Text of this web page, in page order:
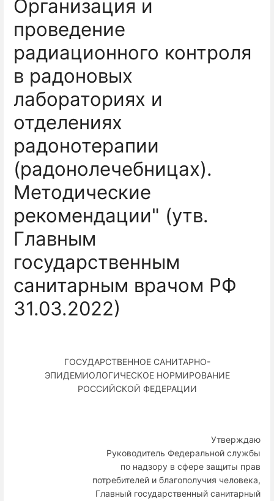
Организация и
проведение
радиационного контроля
в радоновых
лабораториях и
отделениях
радонотерапии
(радонолечебницах).
Методические
рекомендации" (утв.
Главным
государственным
санитарным врачом РФ
31.03.2022)
ГОСУДАРСТВЕННОЕ САНИТАРНО-
ЭПИДЕМИОЛОГИЧЕСКОЕ НОРМИРОВАНИЕ
РОССИЙСКОЙ ФЕДЕРАЦИИ
Утверждаю
Руководитель Федеральной службы
по надзору в сфере защиты прав
потребителей и благополучия человека,
Главный государственный санитарный